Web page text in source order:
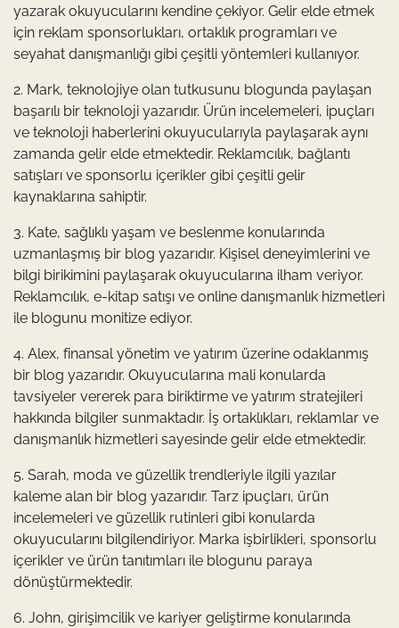
yazarak okuyucularını kendine çekiyor. Gelir elde etmek
için reklam sponsorlukları, ortaklık programları ve
seyahat danışmanlığı gibi çeşitli yöntemleri kullanıyor.
2. Mark, teknolojiye olan tutkusunu blogunda paylaşan
başarılı bir teknoloji yazarıdır. Ürün incelemeleri, ipuçları
ve teknoloji haberlerini okuyucularıyla paylaşarak aynı
zamanda gelir elde etmektedir. Reklamcılık, bağlantı
satışları ve sponsorlu içerikler gibi çeşitli gelir
kaynaklarına sahiptir.
3. Kate, sağlıklı yaşam ve beslenme konularında
uzmanlaşmış bir blog yazarıdır. Kişisel deneyimlerini ve
bilgi birikimini paylaşarak okuyucularına ilham veriyor.
Reklamcılık, e-kitap satışı ve online danışmanlık hizmetleri
ile blogunu monitize ediyor.
4. Alex, finansal yönetim ve yatırım üzerine odaklanmış
bir blog yazarıdır. Okuyucularına mali konularda
tavsiyeler vererek para biriktirme ve yatırım stratejileri
hakkında bilgiler sunmaktadır. İş ortaklıkları, reklamlar ve
danışmanlık hizmetleri sayesinde gelir elde etmektedir.
5. Sarah, moda ve güzellik trendleriyle ilgili yazılar
kaleme alan bir blog yazarıdır. Tarz ipuçları, ürün
incelemeleri ve güzellik rutinleri gibi konularda
okuyucularını bilgilendiriyor. Marka işbirlikleri, sponsorlu
içerikler ve ürün tanıtımları ile blogunu paraya
dönüştürmektedir.
6. John, girişimcilik ve kariyer geliştirme konularında